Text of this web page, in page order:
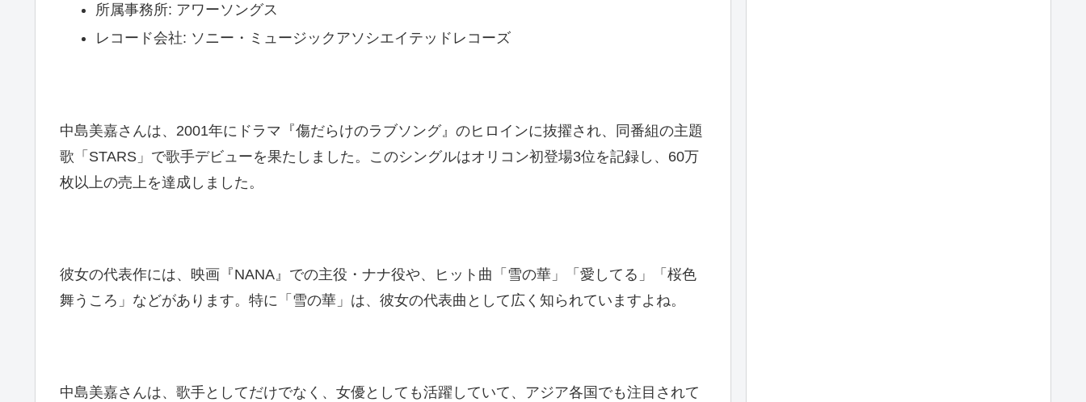
所属事務所: アワーソングス
レコード会社: ソニー・ミュージックアソシエイテッドレコーズ
中島美嘉さんは、2001年にドラマ『傷だらけのラブソング』のヒロインに抜擢され、同番組の主題
歌「STARS」で歌手デビューを果たしました。このシングルはオリコン初登場3位を記録し、60万
枚以上の売上を達成しました。
彼女の代表作には、映画『NANA』での主役・ナナ役や、ヒット曲「雪の華」「愛してる」「桜色
舞うころ」などがあります。特に「雪の華」は、彼女の代表曲として広く知られていますよね。
中島美嘉さんは、歌手としてだけでなく、女優としても活躍していて、アジア各国でも注目されて